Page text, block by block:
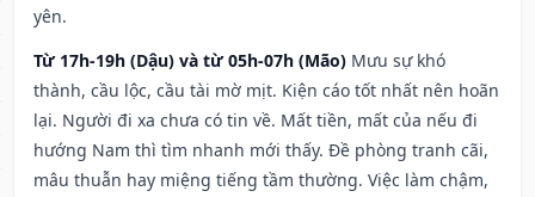
yên.
Từ 17h-19h (Dậu) và từ 05h-07h (Mão) Mưu sự khó
thành, cầu lộc, cầu tài mờ mịt. Kiện cáo tốt nhất nên hoãn
lại. Người đi xa chưa có tin về. Mất tiền, mất của nếu đi
hướng Nam thì tìm nhanh mới thấy. Đề phòng tranh cãi,
mâu thuẫn hay miệng tiếng tầm thường. Việc làm chậm,